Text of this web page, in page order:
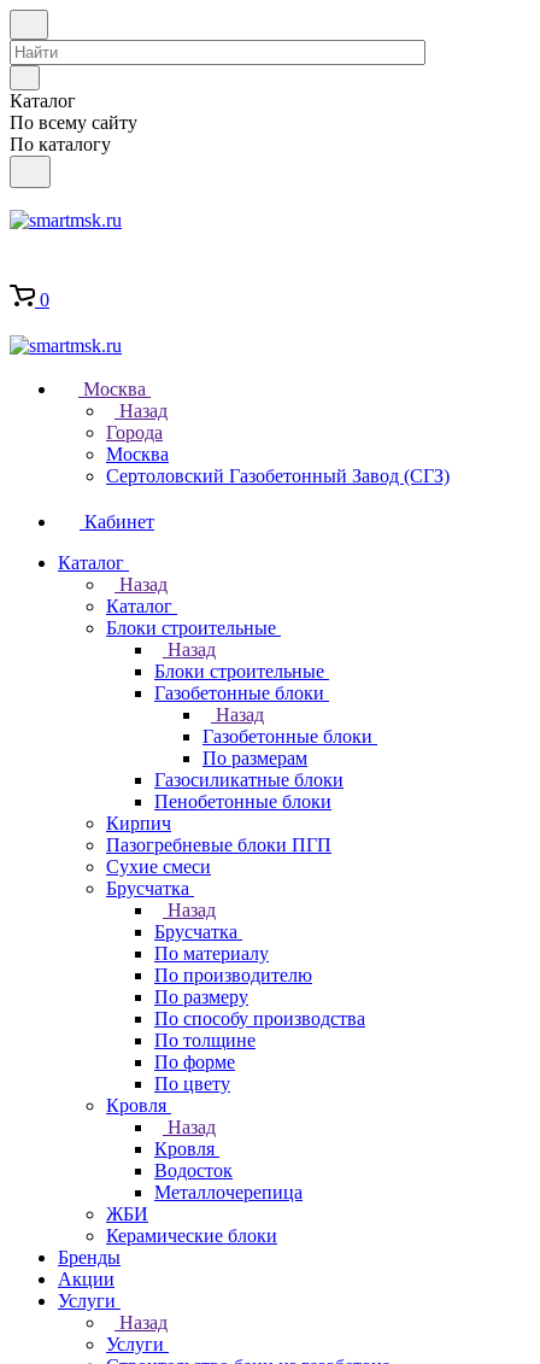
Каталог
По всему сайту
По каталогу
0
Москва
Назад
Города
Москва
Сертоловский Газобетонный Завод (СГЗ)
Кабинет
Каталог
Назад
Каталог
Блоки строительные
Назад
Блоки строительные
Газобетонные блоки
Назад
Газобетонные блоки
По размерам
Газосиликатные блоки
Пенобетонные блоки
Кирпич
Пазогребневые блоки ПГП
Сухие смеси
Брусчатка
Назад
Брусчатка
По материалу
По производителю
По размеру
По способу производства
По толщине
По форме
По цвету
Кровля
Назад
Кровля
Водосток
Металлочерепица
ЖБИ
Керамические блоки
Бренды
Акции
Услуги
Назад
Услуги